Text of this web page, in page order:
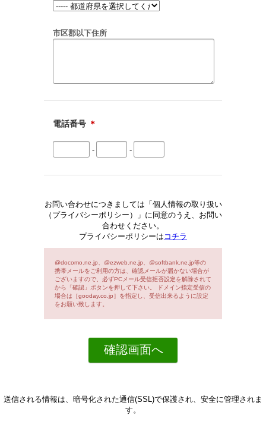
市区郡以下住所
電話番号 ＊
- -
お問い合わせにつきましては「個人情報の取り扱い
（プライバシーポリシー）」に同意のうえ、お問い
合わせください。
プライバシーポリシーは コチラ
@docomo.ne.jp、@ezweb.ne.jp、@softbank.ne.jp等の
携帯メールをご利用の方は、確認メールが届かない場合が
ございますので、必ずPCメール受信拒否設定を解除されて
から「確認」ボタンを押して下さい。 ドメイン指定受信の
場合は［gooday.co.jp］を指定し、受信出来るように設定
をお願い致します。
送信される情報は、暗号化された通信(SSL)で保護され、安全に管理されま
す。